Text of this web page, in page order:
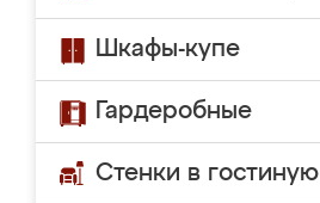
Шкафы-купе
Гардеробные
Стенки в гостиную